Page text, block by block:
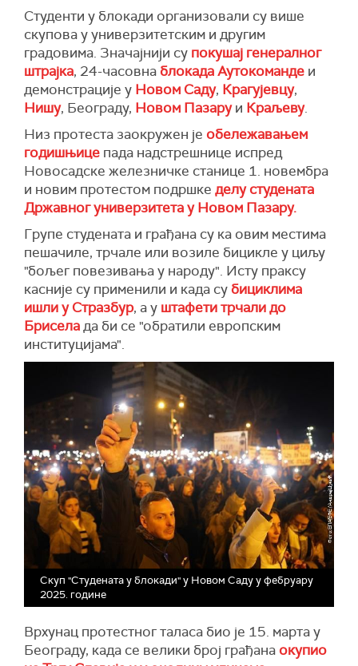
Студенти у блокади организовали су више
скупова у универзитетским и другим
градовима. Значајнији су покушај генералног
штрајка, 24-часовна блокада Аутокоманде и
демонстрације у Новом Саду, Крагујевцу,
Нишу, Београду, Новом Пазаруи Краљеву.
Низ протеста заокружен је обележавањем
годишњице пада надстрешнице испред
Новосадске железничке станице 1. новембра
и новим протестом подршке делу студената
Државног универзитета у Новом Пазару.
Групе студената и грађана су ка овим местима
пешачиле, трчале или возиле бицикле у циљу
"бољег повезивања у народу". Исту праксу
касније су применили и када су бициклима
ишли у Стразбур, а у штафети трчали до
Бриселада би се "обратили европским
институцијама".
Скуп "Студената у блокади" у Новом Саду у фебруару
2025. године
Врхунац протестног таласа био је 15. марта у
Београду, када се велики број грађана окупио